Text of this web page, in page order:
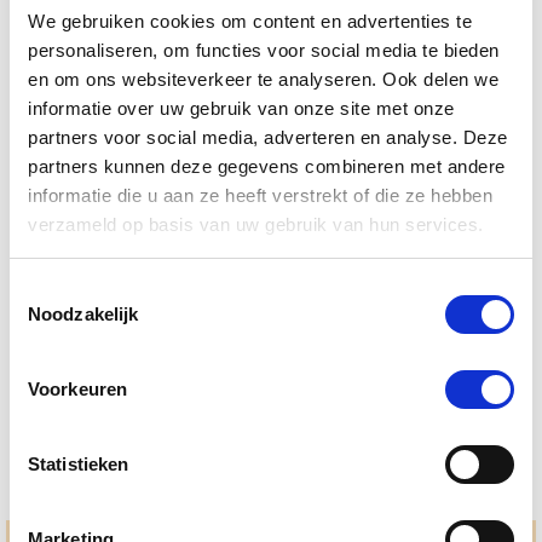
We gebruiken cookies om content en advertenties te
personaliseren, om functies voor social media te bieden
en om ons websiteverkeer te analyseren. Ook delen we
informatie over uw gebruik van onze site met onze
partners voor social media, adverteren en analyse. Deze
partners kunnen deze gegevens combineren met andere
informatie die u aan ze heeft verstrekt of die ze hebben
verzameld op basis van uw gebruik van hun services.
Noodzakelijk
Voorkeuren
Statistieken
Sensipharm Anal Gland Support Hond 1000 mg 90